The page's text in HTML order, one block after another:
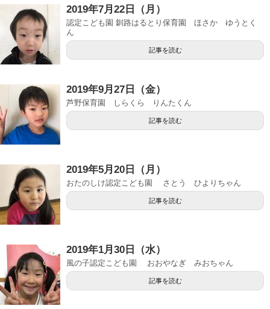
2019年7月22日（月）
認定こども園 釧路はるとり保育園 ほさか ゆうとく
ん
記事を読む
2019年9月27日（金）
芦野保育園 しらくら りんたくん
記事を読む
2019年5月20日（月）
おたのしけ認定こども園 さとう ひよりちゃん
記事を読む
2019年1月30日（水）
風の子認定こども園 おおやなぎ みおちゃん
記事を読む